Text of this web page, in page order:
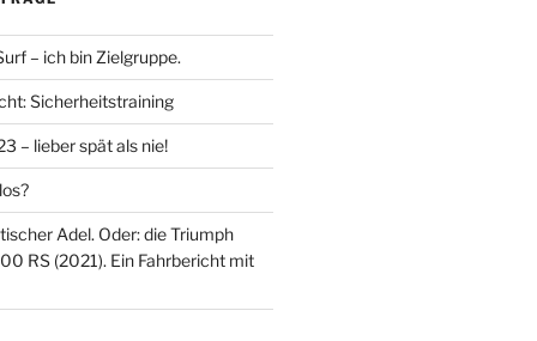
– ich bin Zielgruppe.
Sicherheitstraining
– lieber spät als nie!
Adel. Oder: die Triumph
RS (2021). Ein Fahrbericht mit